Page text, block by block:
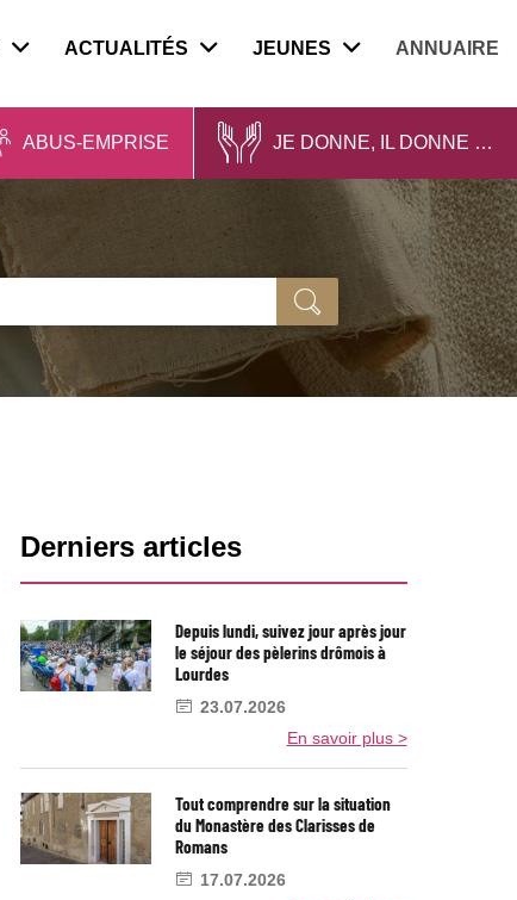
ACTUALITÉS JEUNES ANNUAIRE
ABUS-EMPRISE JE DONNE, IL DONNE …
Ok
Barre
latérale
Derniers articles
Depuis lundi, suivez jour après jour
le séjour des pèlerins drômois à
Lourdes
23.07.2026
En savoir plus >
Tout comprendre sur la situation
du Monastère des Clarisses de
Romans
17.07.2026